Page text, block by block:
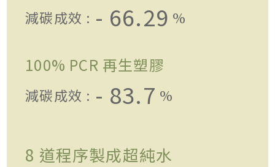
減碳成效 : - 66.29 %
100% PCR 再生塑膠
減碳成效 : - 83.7 %
8 道程序製成超純水